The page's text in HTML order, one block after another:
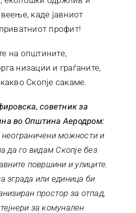
каде јавниот
профит!
на општините,
низации и граѓаните,
Скопје сакаме.
советник за
во Општина Аеродром:
можности и
да го видам Скопје без
површини и улиците.
зграда или единица би
простор за отпад,
за комунален